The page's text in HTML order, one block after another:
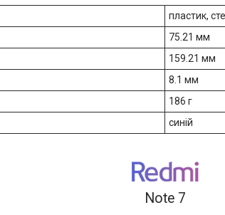
пластик,
75.21 мм
159.21 мм
8.1 мм
186 г
синій
Note 7